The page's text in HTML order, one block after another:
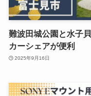
難波田城公園と水子
カーシェアが便利
2025年9月16日